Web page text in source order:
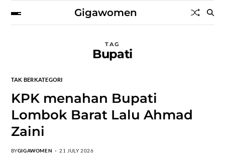
Gigawomen
TAG
Bupati
TAK BERKATEGORI
KPK menahan Bupati
Lombok Barat Lalu Ahmad
Zaini
BYGIGAWOMEN 21 JULY 2026